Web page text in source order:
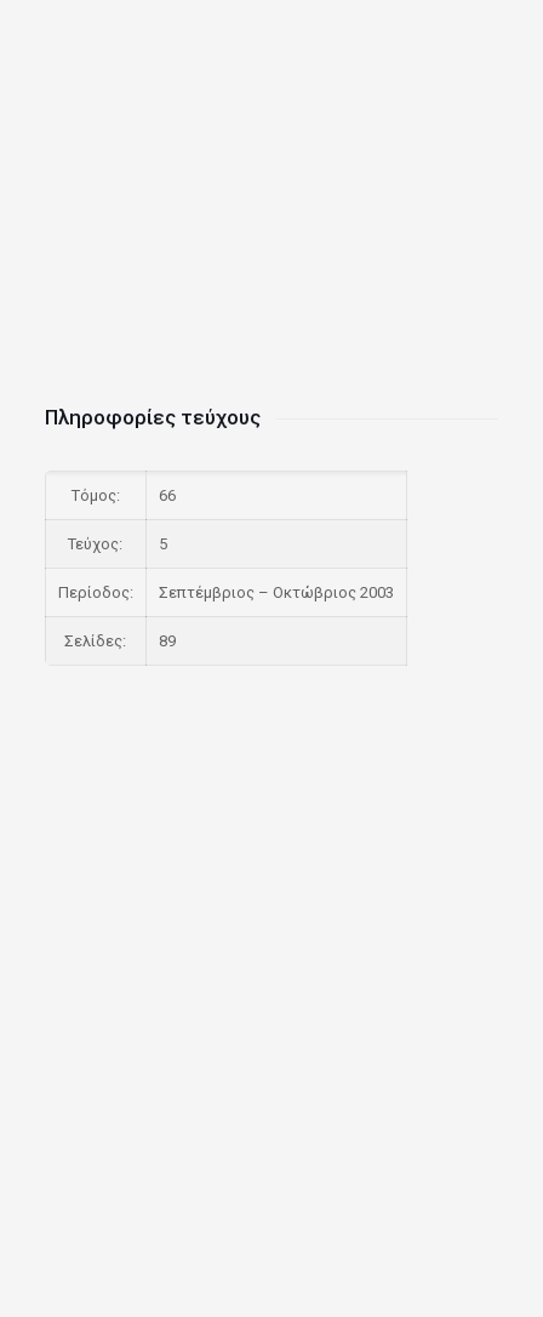
Πληροφορίες τεύχους
Τόμος: 66
Τεύχος: 5
Περίοδος: Σεπτέμβριος – Οκτώβριος 2003
Σελίδες: 89